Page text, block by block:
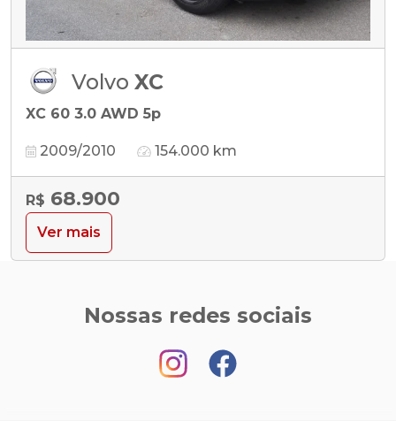
Volvo XC
XC 60 3.0 AWD 5p
2009/2010 154.000 km
R$ 68.900
Ver mais
Nossas redes sociais